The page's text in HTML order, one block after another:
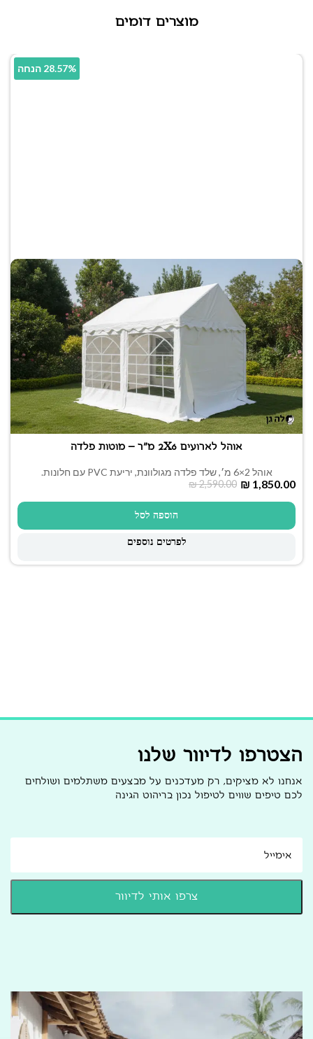
מוצרים דומים
28.57% הנחה
אוהל לארועים 2X6 מ"ר – מוטות פלדה
אוהל 2×6 מ׳, שלד פלדה מגולוונת, יריעת PVC עם חלונות.
₪2,590.00 ₪ 1,850.00
הוספה לסל
לפרטים נוספים
הצטרפו לדיוור שלנו
אנחנו לא מציקים, רק מעדכנים על מבצעים משתלמים ושולחים
לכם טיפים שווים לטיפול נכון בריהוט הגינה